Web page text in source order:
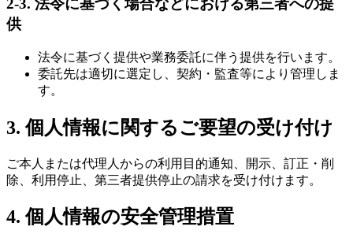
2-3. 法令に基づく場合などにおける第三者への提
供
法令に基づく提供や業務委託に伴う提供を行います。
委託先は適切に選定し、契約・監査等により管理しま
す。
3. 個人情報に関するご要望の受け付け
ご本人または代理人からの利用目的通知、開示、訂正・削
除、利用停止、第三者提供停止の請求を受け付けます。
4. 個人情報の安全管理措置